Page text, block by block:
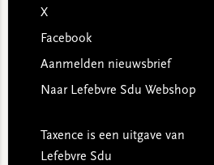
X
Facebook
Aanmelden nieuwsbrief
Naar Lefebvre Sdu Webshop
Taxence is een uitgave van
Lefebvre Sdu